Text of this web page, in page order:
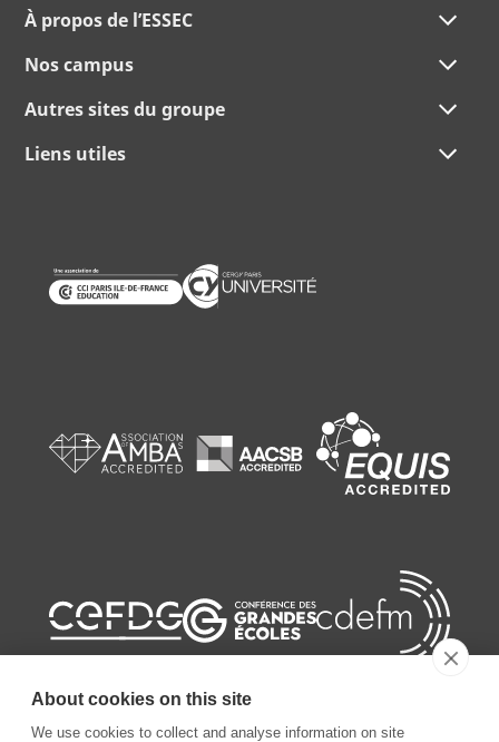
À propos de l’ESSEC
Nos campus
Autres sites du groupe
Liens utiles
About cookies on this site
We use cookies to collect and analyse information on site